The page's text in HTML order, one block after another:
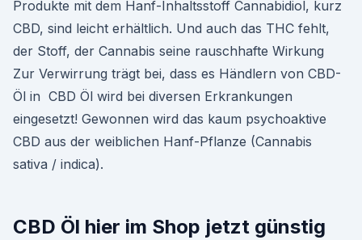
Produkte mit dem Hanf-Inhaltsstoff Cannabidiol, kurz
CBD, sind leicht erhältlich. Und auch das THC fehlt,
der Stoff, der Cannabis seine rauschhafte Wirkung
Zur Verwirrung trägt bei, dass es Händlern von CBD-
Öl in CBD Öl wird bei diversen Erkrankungen
eingesetzt! Gewonnen wird das kaum psychoaktive
CBD aus der weiblichen Hanf-Pflanze (Cannabis
sativa / indica).
CBD Öl hier im Shop jetzt günstig